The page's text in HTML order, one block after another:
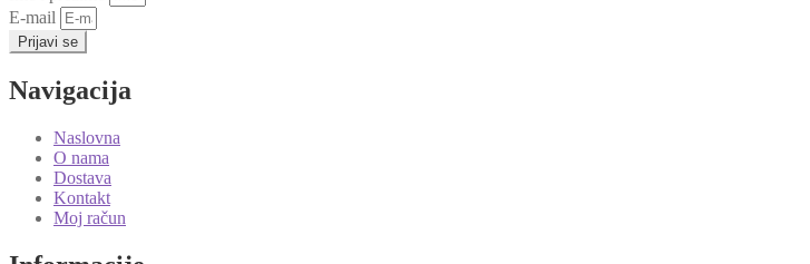
E-mail
Prijavi se
Navigacija
Naslovna
O nama
Dostava
Kontakt
Moj račun